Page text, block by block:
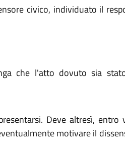
civico, individuato il
che l'atto dovuto sia
Deve altresì, entro
motivare il